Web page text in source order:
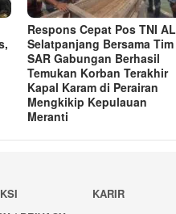
Respons Cepat Pos TNI AL
Selatpanjang Bersama Tim
SAR Gabungan Berhasil
Temukan Korban Terakhir
Kapal Karam di Perairan
Mengkikip Kepulauan
Meranti
KARIR